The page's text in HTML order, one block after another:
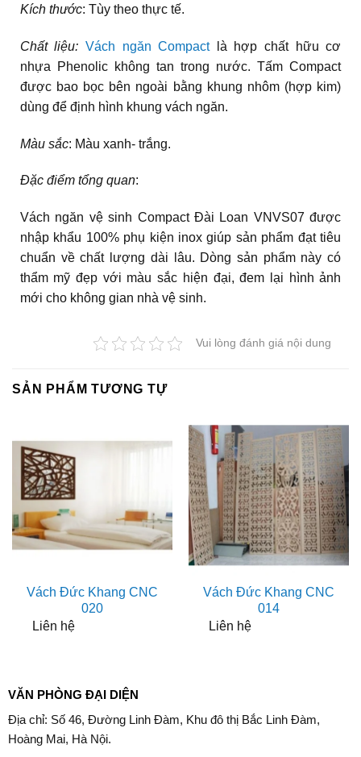
Kích thước: Tùy theo thực tế.
Chất liệu: Vách ngăn Compactlà hợp chất hữu cơ
nhựa Phenolic không tan trong nước. Tấm Compact
được bao bọc bên ngoài bằng khung nhôm (hợp kim)
dùng để định hình khung vách ngăn.
Màu sắc: Màu xanh- trắng.
Đặc điểm tổng quan:
Vách ngăn vệ sinh Compact Đài Loan VNVS07 được
nhập khẩu 100% phụ kiện inox giúp sản phẩm đạt tiêu
chuẩn về chất lượng dài lâu. Dòng sản phẩm này có
thẩm mỹ đẹp với màu sắc hiện đại, đem lại hình ảnh
mới cho không gian nhà vệ sinh.
Vui lòng đánh giá nội dung
SẢN PHẨM TƯƠNG TỰ
Vách Đức Khang CNC
020
Liên hệ
Vách Đức Khang CNC
014
Liên hệ
VĂN PHÒNG ĐẠI DIỆN
Địa chỉ: Số 46, Đường Linh Đàm, Khu đô thị Bắc Linh Đàm,
Hoàng Mai, Hà Nội.